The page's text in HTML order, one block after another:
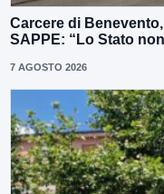
Carcere di
SAPPE: “Lo Stato
7 AGOSTO 2026